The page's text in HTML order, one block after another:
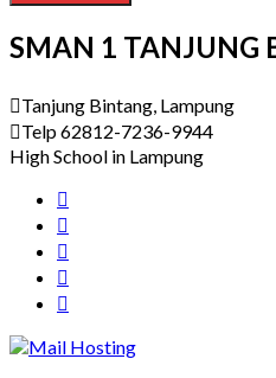
SMAN 1 TANJUNG
Tanjung Bintang, Lampung
Telp 62812-7236-9944
High School in Lampung